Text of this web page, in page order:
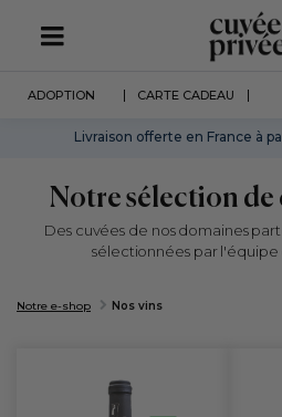
contenu
ADOPTION CARTE CADEAU
Livraison offerte en France à
Notre sélection de
Des cuvées de nos domaines
sélectionnées par l'équipe
Notre e-shop Nos vins